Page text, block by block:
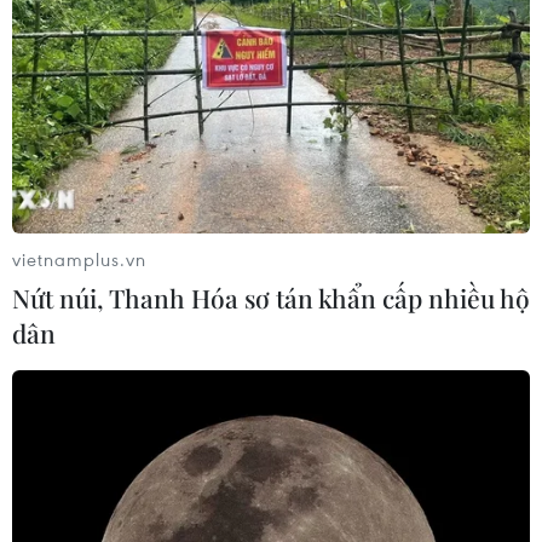
Chiến tranh tiền tệ - lựa chọn đầy mạo
hiểm của Trung Quốc
Phá giá mạnh đồng Nhân dân tệ để hóa giải việc tăng
thuế quan của Mỹ nhằm vào hàng hóa xuất khẩu cũng
vietnamplus.vn
Nứt núi, Thanh Hóa sơ tán khẩn cấp nhiều hộ
dân